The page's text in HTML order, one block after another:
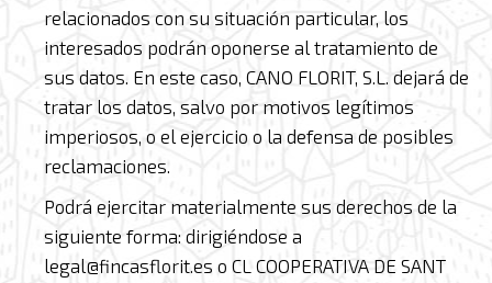
relacionados con su situación particular, los
interesados podrán oponerse al tratamiento de
sus datos. En este caso, CANO FLORIT, S.L. dejará de
tratar los datos, salvo por motivos legítimos
imperiosos, o el ejercicio o la defensa de posibles
reclamaciones.
Podrá ejercitar materialmente sus derechos de la
siguiente forma: dirigiéndose a
legal@fincasflorit.es o CL COOPERATIVA DE SANT